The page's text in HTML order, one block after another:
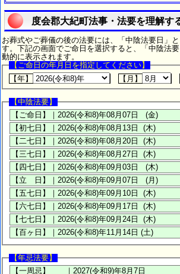
度会郡大紀町法事・法要を理解す
お葬式やご葬儀の後の法要には、「中陰法要日」
す。下記の画面でご命日を選択すると、「中陰法
動的に表示されます。
【ご命日の年月日を指定してください】
【年】
【月】
【中陰法要】
【年忌法要】